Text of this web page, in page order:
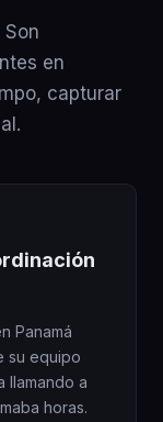
en
capturar
Panamá
su equipo
llamando a
horas.